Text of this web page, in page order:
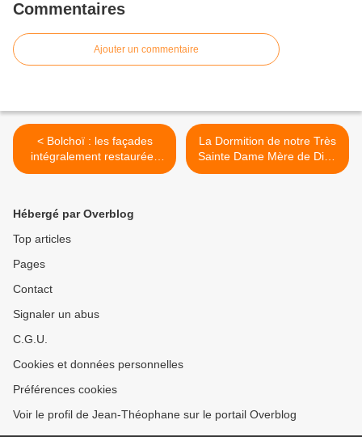
Commentaires
Ajouter un commentaire
< Bolchoï : les façades
intégralement restaurées
en novembre
La Dormition de notre Très
Sainte Dame Mère de Dieu
et toujours Vierge Marie >
Hébergé par Overblog
Top articles
Pages
Contact
Signaler un abus
C.G.U.
Cookies et données personnelles
Préférences cookies
Voir le profil de Jean-Théophane sur le portail Overblog